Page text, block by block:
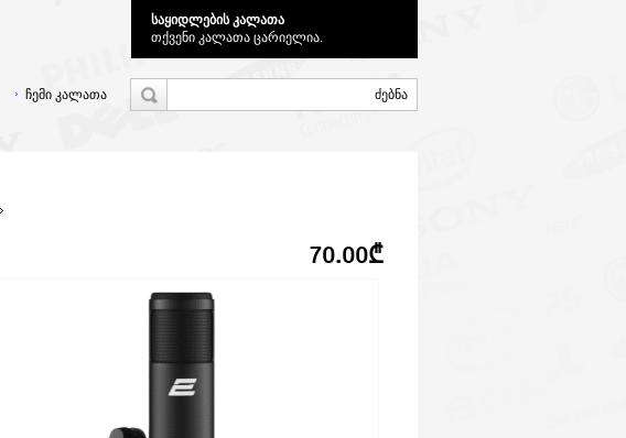
საყიდლების კალათა
თქვენი კალათა ცარიელია.
ჩემი კალათა
70.00₾